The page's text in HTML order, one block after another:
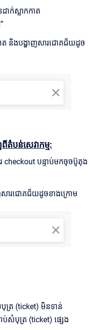
ាក់ស្លាកកាត
”
ត និងបង្ហាញសារជោគជ័យដូច
តំបន់សេវាកម្ម:
checkout បន្ទាប់មកចុចប៊ូតុង
សារជោគជ័យដូចខាងក្រោម
រ (ticket) មិនទាន់
សំបុត្រ (ticket) ផ្សេង